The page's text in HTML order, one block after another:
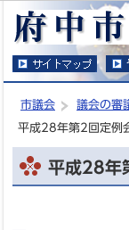
市議会 議会の審
平成28年第2回定例
平成28年